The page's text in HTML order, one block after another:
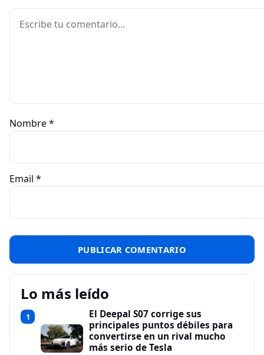
Comentario
Nombre*
Email *
Lo más leído
1
El Deepal S07 corrige sus
principales puntos débiles para
convertirse en un rival mucho
más serio de Tesla